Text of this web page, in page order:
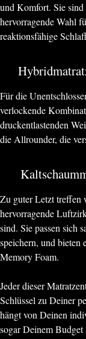
und Komfort. Sie
hervorragende Wahl
reaktionsfähige
Für die
verlockende
druckentlastenden
die Allrounder, die
Zu guter Letzt treffen
hervorragende
sind. Sie passen sich
speichern, und bieten
Memory Foam.
Jeder dieser
Schlüssel zu Deiner
hängt von Deinen
sogar Deinem